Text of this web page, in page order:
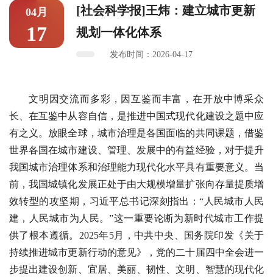
04月
17
[社会科学报]王炜：建立城市更新
规划一体化体系
发布时间：2026-04-17
文明因交流而多彩，因互鉴而丰富，在开放中博采众
长、在互鉴中从容自信，是推进中国式现代化建设之题中应
有之义。放眼全球，城市治理是各国面临的共同课题，借鉴
世界各国在城市建设、管理、发展中的有益经验，对于提升
我国城市治理体系和治理能力现代化水平具有重要意义。当
前，我国城镇化发展正处于由大规模增量扩张向存量提质增
效转型的攻坚期，习近平总书记深刻指出：“人民城市人民
建，人民城市为人民。”这一重要论断为新时代城市工作提
供了根本遵循。2025年5月，中共中央、国务院印发《关于
持续推进城市更新行动的意见》，党的二十届四中全会进一
步提出建设创新、宜居、美丽、韧性、文明、智慧的现代化